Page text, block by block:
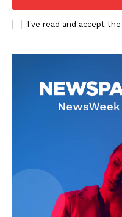
Impressum
I've read and accept the